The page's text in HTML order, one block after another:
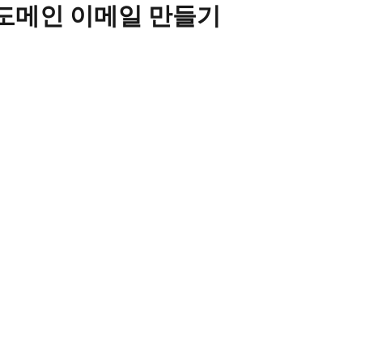
메인 이메일 만들기